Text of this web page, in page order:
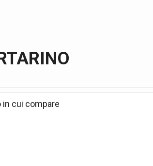
in cui compare